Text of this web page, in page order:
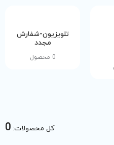
تلویزیون-شفارش
مجدد
0 محصول
کل محصولات: 0